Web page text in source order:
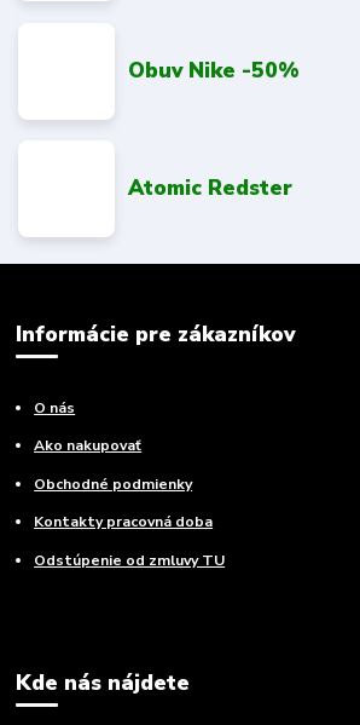
Obuv Nike -50%
Atomic Redster
Informácie pre zákazníkov
O nás
Ako nakupovať
Obchodné podmienky
Kontakty pracovná doba
Odstúpenie od zmluvy TU
Kde nás nájdete